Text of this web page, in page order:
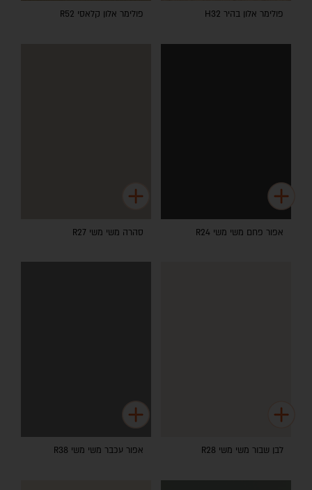
פולימר אלון בהיר H32 פולימר אלון קלאסי R52
אפור פחם משי משי R24 סהרה משי משי R27
לבן שבור משי משי R28 אפור עכבר משי משי R38